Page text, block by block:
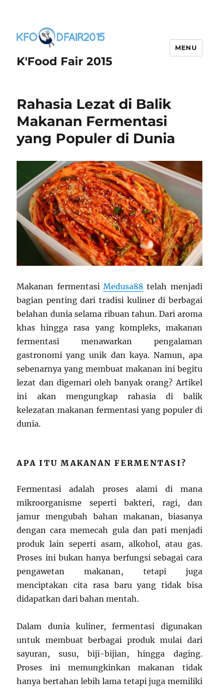
K'Food Fair 2015
MENU
Rahasia Lezat di Balik
Makanan Fermentasi
yang Populer di Dunia
Makanan fermentasi Medusa88 telah menjadi
bagian penting dari tradisi kuliner di berbagai
belahan dunia selama ribuan tahun. Dari aroma
khas hingga rasa yang kompleks, makanan
fermentasi menawarkan pengalaman
gastronomi yang unik dan kaya. Namun, apa
sebenarnya yang membuat makanan ini begitu
lezat dan digemari oleh banyak orang? Artikel
ini akan mengungkap rahasia di balik
kelezatan makanan fermentasi yang populer di
dunia.
APA ITU MAKANAN FERMENTASI?
Fermentasi adalah proses alami di mana
mikroorganisme seperti bakteri, ragi, dan
jamur mengubah bahan makanan, biasanya
dengan cara memecah gula dan pati menjadi
produk lain seperti asam, alkohol, atau gas.
Proses ini bukan hanya berfungsi sebagai cara
pengawetan makanan, tetapi juga
menciptakan cita rasa baru yang tidak bisa
didapatkan dari bahan mentah.
Dalam dunia kuliner, fermentasi digunakan
untuk membuat berbagai produk mulai dari
sayuran, susu, biji-bijian, hingga daging.
Proses ini memungkinkan makanan tidak
hanya bertahan lebih lama tetapi juga memiliki